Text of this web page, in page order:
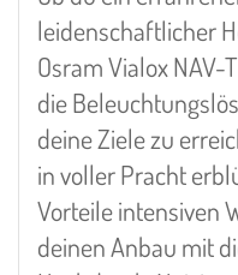
leidenschaftlicher
Osram Vialox
die
deine Ziele zu
in voller Pracht
Vorteile intensiven
deinen Anbau mit